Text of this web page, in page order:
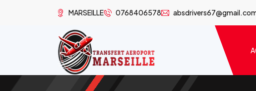
MARSEILLE 0768406578